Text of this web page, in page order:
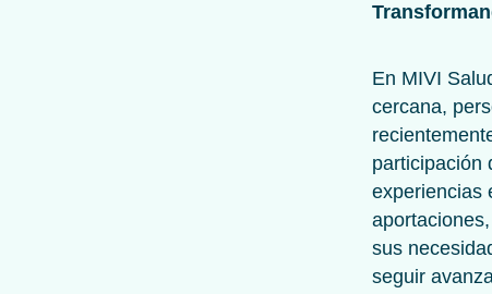
En MIVI
cercana,
participación
experiencias
sus
seguir